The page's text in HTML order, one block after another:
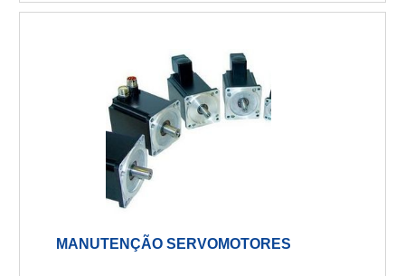
de fábrica, mantendo assim o nome do
registro de variáveis procedimentos ind....
MANUTENÇÃO SERVOMOTORES